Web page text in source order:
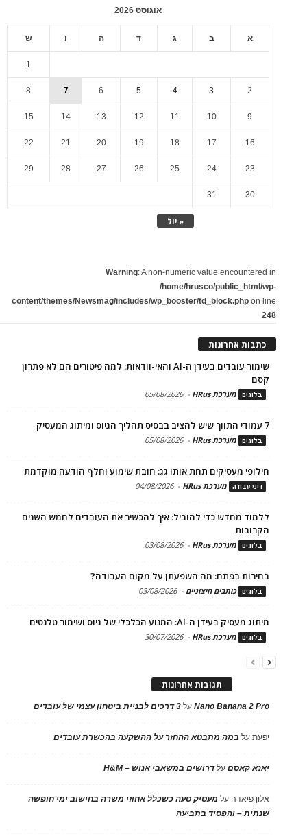
אוגוסט 2026
א ב ג ד ה ו ש
« יול
1
2
3
4
5
6
7
8
9
10
11
12
13
14
15
16
17
18
19
20
21
22
23
24
25
26
27
28
29
30
31
Warning: A non-numeric value encountered in
/home/hrusco/public_html/wp-
content/themes/Newsmag/includes/wp_booster/td_block.php on line
248
כתבות אחרונות
שימור עובדים בעידן ה-AI והאי-וודאות: למה פיטורים הם לא פתרון
קסם
בלוגים מערכת HRus -
05/08/2026
7 עמודי התווך שיש להציב בבסיס תהליך הגיוס ומיתוג המעסיק
בלוגים מערכת HRus -
05/08/2026
חילופי מעסיקים תחת אותו גג: חובת שימוע וחלף הודעה מוקדמת
דיני עבודה מערכת HRus -
04/08/2026
ללמוד מחדש כדי להוביל: איך להכשיר את העובדים לחמש השנים
הקרובות
בלוגים מערכת HRus -
03/08/2026
בחירות בפתח: מה השפעתן על מקום העבודה?
בלוגים כותבים חיצוניים -
03/08/2026
מיתוג מעסיק בעידן ה-AI: המנוע הכלכלי של גיוס ושימור טלנטים
בלוגים מערכת HRus -
30/07/2026
תגובות אחרונות
Nano Banana 2 Proעל 3 דרכים לבניית ביטחון עצמי של עובדים
יפעתעל במה מתבטא ההחזר על ההשקעה בהכשרת עובדים
יאנא קאסםעלדרושים במשאבי אנוש – H&M
אלון פיאדה על מעסיק טעה כשכלל אחוזי משרה בחישוב ימי חופשה
שנתית – והפסיד בתביעה